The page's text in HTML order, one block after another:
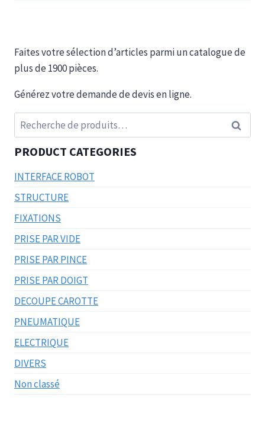
Faites votre sélection d’articles parmi un catalogue de
plus de 1900 pièces.
Générez votre demande de devis en ligne.
Recherche
pour :
PRODUCT CATEGORIES
INTERFACE ROBOT
STRUCTURE
FIXATIONS
PRISE PAR VIDE
PRISE PAR PINCE
PRISE PAR DOIGT
DECOUPE CAROTTE
PNEUMATIQUE
ELECTRIQUE
DIVERS
Non classé